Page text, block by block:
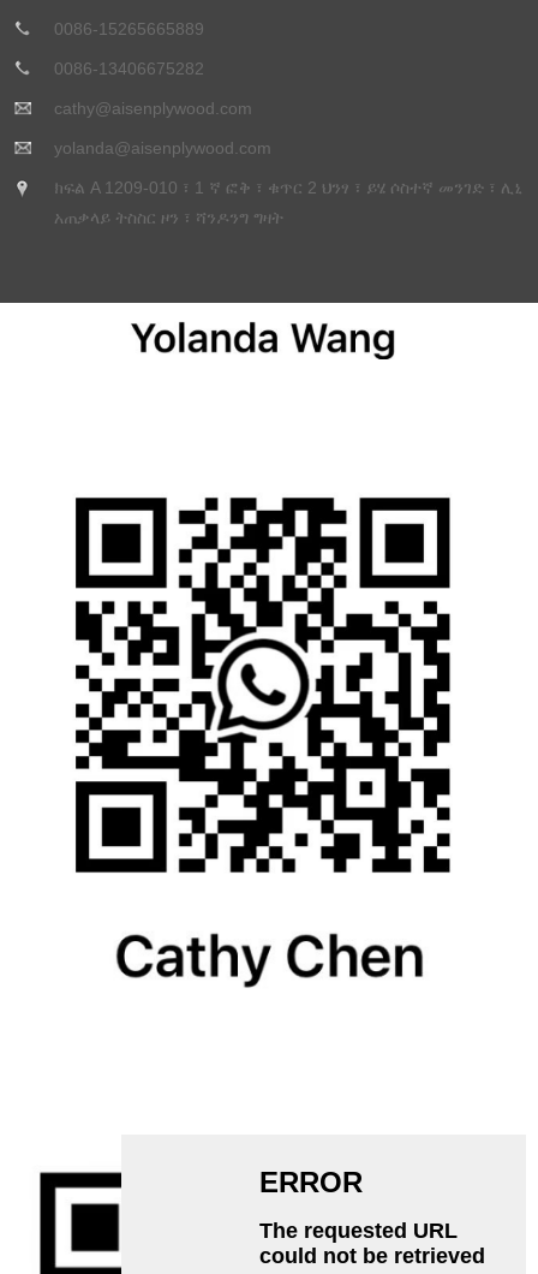
0086-15265665889
0086-13406675282
cathy@aisenplywood.com
yolanda@aisenplywood.com
ክፍል A 1209-010 ፣ 1 ኛ ፎቅ ፣ ቁጥር 2 ህንፃ ፣ ይሄ ሶስተኛ መንገድ ፣ ሊኒ
አጠቃላይ ትስስር ዞን ፣ ሻንዶንግ ግዛት